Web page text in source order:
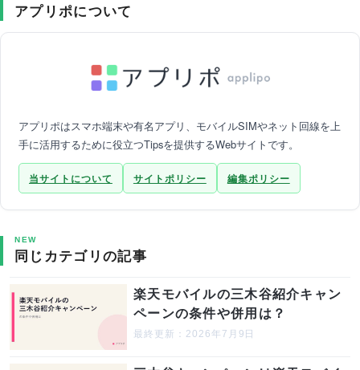
アプリポについて
アプリポはスマホ端末や有名アプリ、モバイルSIMやネット回線を上
手に活用するために役立つTipsを提供するWebサイトです。
当サイトについて サイトポリシー 編集ポリシー
NEW
同じカテゴリの記事
楽天モバイルの三木谷紹介キャン
ペーンの条件や併用は？
最終更新：2026年7月9日